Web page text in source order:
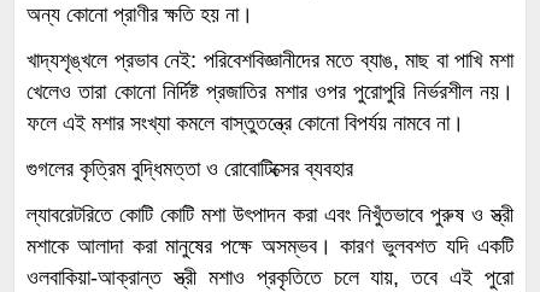
অন্য কোনো প্রাণীর ক্ষতি হয় না।
খাদ্যশৃঙ্খলে প্রভাব নেই: পরিবেশবিজ্ঞানীদের মতে ব্যাঙ, মাছ বা পাখি মশা
খেলেও তারা কোনো নির্দিষ্ট প্রজাতির মশার ওপর পুরোপুরি নির্ভরশীল নয়।
ফলে এই মশার সংখ্যা কমলে বাস্তুতন্ত্রে কোনো বিপর্যয় নামবে না।
গুগলের কৃত্রিম বুদ্ধিমত্তা ও রোবোটিক্সের ব্যবহার
ল্যাবরেটরিতে কোটি কোটি মশা উৎপাদন করা এবং নিখুঁতভাবে পুরুষ ও স্ত্রী
মশাকে আলাদা করা মানুষের পক্ষে অসম্ভব। কারণ ভুলবশত যদি একটি
ওলবাকিয়া-আক্রান্ত স্ত্রী মশাও প্রকৃতিতে চলে যায়, তবে এই পুরো